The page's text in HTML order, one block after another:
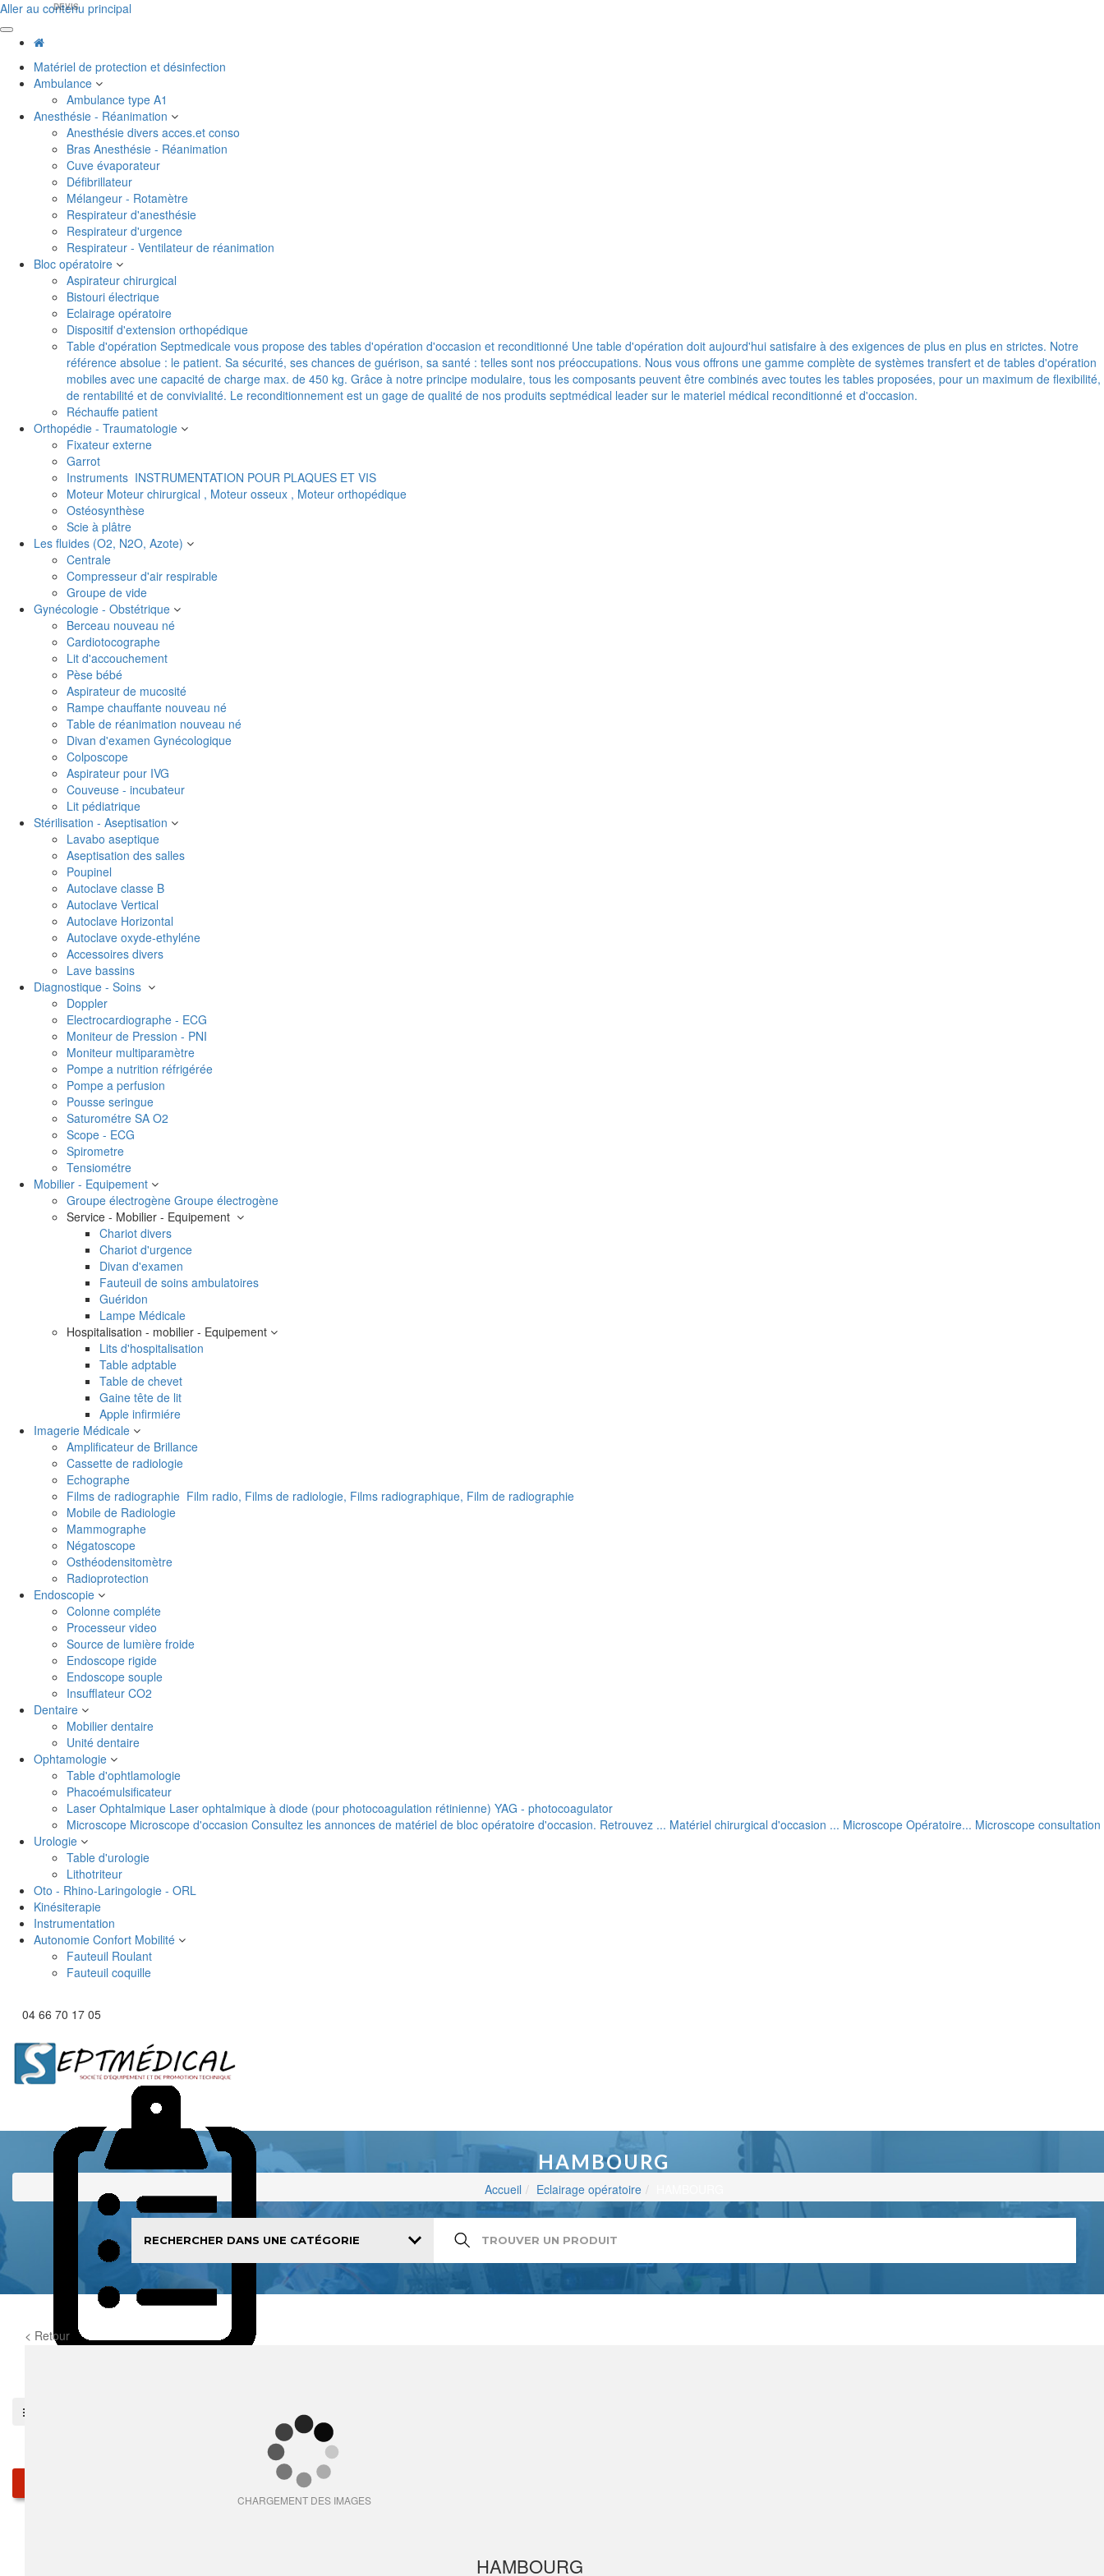
Aller au contenu principal
Matériel de protection et désinfection
Ambulance
Ambulance type A1
Anesthésie - Réanimation
Anesthésie divers acces.et conso
Bras Anesthésie - Réanimation
Cuve évaporateur
Défibrillateur
Mélangeur - Rotamètre
Respirateur d'anesthésie
Respirateur d'urgence
Respirateur - Ventilateur de réanimation
Bloc opératoire
Aspirateur chirurgical
Bistouri électrique
Eclairage opératoire
Dispositif d'extension orthopédique
Table d'opération Septmedicale vous propose des tables d'opération d'occasion et reconditionné Une table d'opération doit aujourd'hui satisfaire à des exigences de plus en plus en strictes. Notre
référence absolue : le patient. Sa sécurité, ses chances de guérison, sa santé : telles sont nos préoccupations. Nous vous offrons une gamme complète de systèmes transfert et de tables d'opération
mobiles avec une capacité de charge max. de 450 kg. Grâce à notre principe modulaire, tous les composants peuvent être combinés avec toutes les tables proposées, pour un maximum de flexibilité,
de rentabilité et de convivialité. Le reconditionnement est un gage de qualité de nos produits septmédical leader sur le materiel médical reconditionné et d'occasion.
Réchauffe patient
Orthopédie - Traumatologie
Fixateur externe
Garrot
Instruments INSTRUMENTATION POUR PLAQUES ET VIS
Moteur Moteur chirurgical , Moteur osseux , Moteur orthopédique
Ostéosynthèse
Scie à plâtre
Les fluides (O2, N2O, Azote)
Centrale
Compresseur d'air respirable
Groupe de vide
Gynécologie - Obstétrique
Berceau nouveau né
Cardiotocographe
Lit d'accouchement
Pèse bébé
Aspirateur de mucosité
Rampe chauffante nouveau né
Table de réanimation nouveau né
Divan d'examen Gynécologique
Colposcope
Aspirateur pour IVG
Couveuse - incubateur
Lit pédiatrique
Stérilisation - Aseptisation
Lavabo aseptique
Aseptisation des salles
Poupinel
Autoclave classe B
Autoclave Vertical
Autoclave Horizontal
Autoclave oxyde-ethyléne
Accessoires divers
Lave bassins
Diagnostique - Soins
Doppler
Electrocardiographe - ECG
Moniteur de Pression - PNI
Moniteur multiparamètre
Pompe a nutrition réfrigérée
Pompe a perfusion
Pousse seringue
Saturométre SA O2
Scope - ECG
Spirometre
Tensiométre
Mobilier - Equipement
Groupe électrogène Groupe électrogène
Service - Mobilier - Equipement
Chariot divers
Chariot d'urgence
Divan d'examen
Fauteuil de soins ambulatoires
Guéridon
Lampe Médicale
Hospitalisation - mobilier - Equipement
Lits d'hospitalisation
Table adptable
Table de chevet
Gaine tête de lit
Apple infirmiére
Imagerie Médicale
Amplificateur de Brillance
Cassette de radiologie
Echographe
Films de radiographie Film radio, Films de radiologie, Films radiographique, Film de radiographie
Mobile de Radiologie
Mammographe
Négatoscope
Osthéodensitomètre
Radioprotection
Endoscopie
Colonne compléte
Processeur video
Source de lumière froide
Endoscope rigide
Endoscope souple
Insufflateur CO2
Dentaire
Mobilier dentaire
Unité dentaire
Ophtamologie
Table d'ophtlamologie
Phacoémulsificateur
Laser Ophtalmique Laser ophtalmique à diode (pour photocoagulation rétinienne) YAG - photocoagulator
Microscope Microscope d'occasion Consultez les annonces de matériel de bloc opératoire d'occasion. Retrouvez ... Matériel chirurgical d'occasion ... Microscope Opératoire... Microscope consultation
Urologie
Table d'urologie
Lithotriteur
Oto - Rhino-Laringologie - ORL
Kinésiterapie
Instrumentation
Autonomie Confort Mobilité
Fauteuil Roulant
Fauteuil coquille
04 66 70 17 05
DEVIS
HAMBOURG
Accueil Eclairage opératoire
< Retour
CHARGEMENT DES IMAGES
HAMBOURG